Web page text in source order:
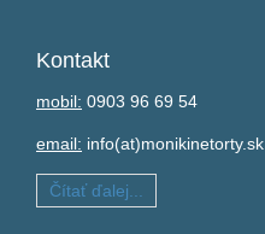
Kontakt
mobil: 0903 96 69 54
email: info(at)monikinetorty.sk
Čítať ďalej...